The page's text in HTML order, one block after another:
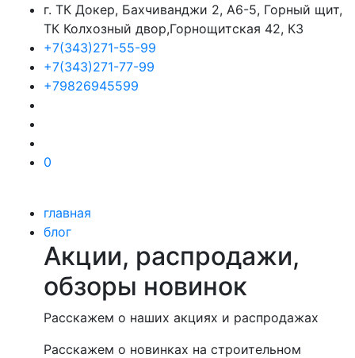
г. ТК Докер, Бахчиванджи 2, А6-5, Горный щит,
ТК Колхозный двор,Горнощитская 42, К3
+7(343)271-55-99
+7(343)271-77-99
+79826945599
0
главная
блог
Акции, распродажи,
обзоры новинок
Расскажем о наших акциях и распродажах
Расскажем о новинках на строительном